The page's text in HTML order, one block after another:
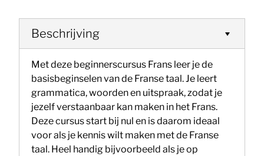
Beschrijving
Met deze beginnerscursus Frans leer je de
basisbeginselen van de Franse taal. Je leert
grammatica, woorden en uitspraak, zodat je
jezelf verstaanbaar kan maken in het Frans.
Deze cursus start bij nul en is daarom ideaal
voor als je kennis wilt maken met de Franse
taal. Heel handig bijvoorbeeld als je op